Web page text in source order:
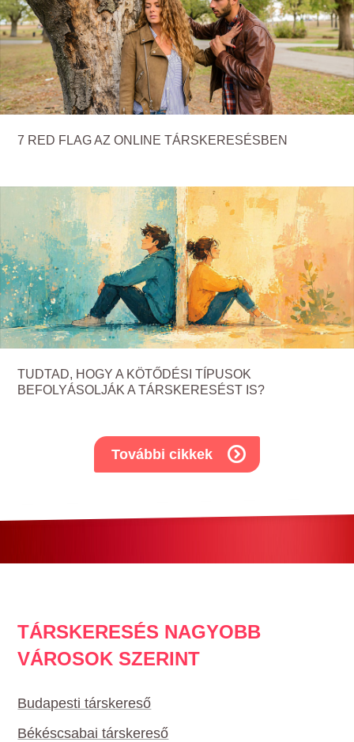
7 RED FLAG AZ ONLINE TÁRSKERESÉSBEN
TUDTAD, HOGY A KÖTŐDÉSI TÍPUSOK
BEFOLYÁSOLJÁK A TÁRSKERESÉST IS?
További cikkek
TÁRSKERESÉS NAGYOBB
VÁROSOK SZERINT
Budapesti társkereső
Békéscsabai társkereső